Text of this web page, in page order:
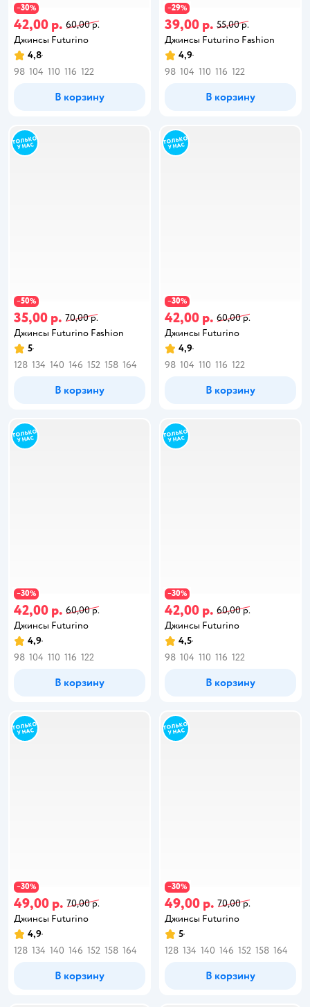
−30%
42,00 р. 60,00 р.
Джинсы Futurino
4,8
98 104 110 116 122
В корзину
−29%
39,00 р. 55,00 р.
Джинсы Futurino Fashion
4,9
98 104 110 116 122
В корзину
−50%
35,00 р. 70,00 р.
Джинсы Futurino Fashion
5
128 134 140 146 152 158 164
В корзину
−30%
42,00 р. 60,00 р.
Джинсы Futurino
4,9
98 104 110 116 122
В корзину
−30%
42,00 р. 60,00 р.
Джинсы Futurino
4,9
98 104 110 116 122
В корзину
−30%
42,00 р. 60,00 р.
Джинсы Futurino
4,5
98 104 110 116 122
В корзину
−30%
49,00 р. 70,00 р.
Джинсы Futurino
4,9
128 134 140 146 152 158 164
В корзину
−30%
49,00 р. 70,00 р.
Джинсы Futurino
5
128 134 140 146 152 158 164
В корзину